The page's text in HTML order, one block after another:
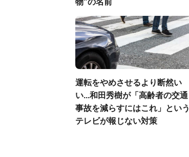
物"の名前
運転をやめさせるより断然い
い...和田秀樹が「高齢者の交通
事故を減らすにはこれ」という
テレビが報じない対策